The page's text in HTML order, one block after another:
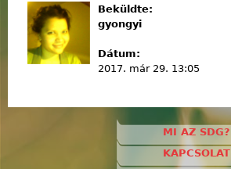
Beküldte:
gyongyi
Dátum:
2017. már 29. 13:05
MI AZ SDG?
KAPCSOLAT